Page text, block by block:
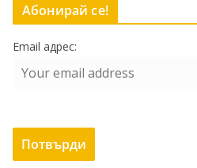
Абонирай се!
Email адрес: